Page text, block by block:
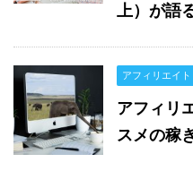
上）が語
アフィリエイト
アフィリ
スメの稼